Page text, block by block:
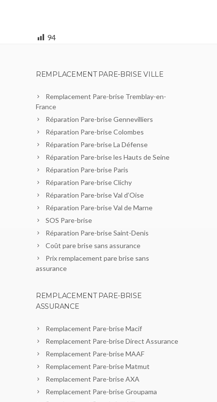
94
REMPLACEMENT PARE-BRISE VILLE
Remplacement Pare-brise Tremblay-en-
France
Réparation Pare-brise Gennevilliers
Réparation Pare-brise Colombes
Réparation Pare-brise La Défense
Réparation Pare-brise les Hauts de Seine
Réparation Pare-brise Paris
Réparation Pare-brise Clichy
Réparation Pare-brise Val d’Oise
Réparation Pare-brise Val de Marne
SOS Pare-brise
Réparation Pare-brise Saint-Denis
Coût pare brise sans assurance
Prix remplacement pare brise sans
assurance
REMPLACEMENT PARE-BRISE
ASSURANCE
Remplacement Pare-brise Macif
Remplacement Pare-brise Direct Assurance
Remplacement Pare-brise MAAF
Remplacement Pare-brise Matmut
Remplacement Pare-brise AXA
Remplacement Pare-brise Groupama